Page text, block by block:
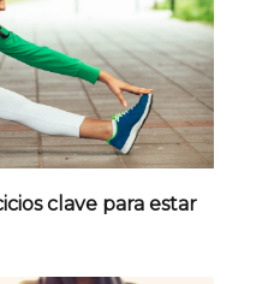
clave para estar